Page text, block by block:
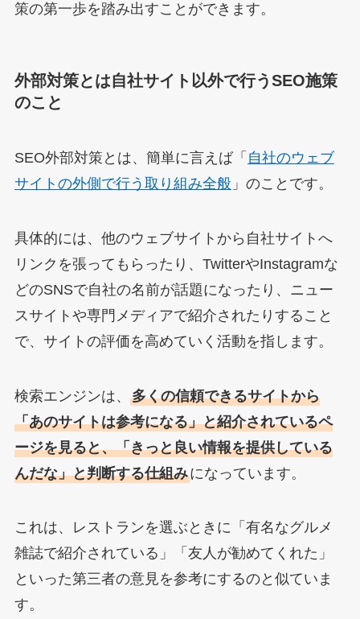
策の第一歩を踏み出すことができます。
外部対策とは自社サイト以外で行うSEO施策
のこと
SEO外部対策とは、簡単に言えば「 自社のウェブ
サイトの外側で行う取り組み全般」のことです。
具体的には、他のウェブサイトから自社サイトへ
リンクを張ってもらったり、TwitterやInstagramな
どのSNSで自社の名前が話題になったり、ニュー
スサイトや専門メディアで紹介されたりすること
で、サイトの評価を高めていく活動を指します。
検索エンジンは、 多くの信頼できるサイトから
「あのサイトは参考になる」と紹介されているペ
ージを見ると、「きっと良い情報を提供している
んだな」と判断する仕組みになっています。
これは、レストランを選ぶときに「有名なグルメ
雑誌で紹介されている」「友人が勧めてくれた」
といった第三者の意見を参考にするのと似ていま
す。